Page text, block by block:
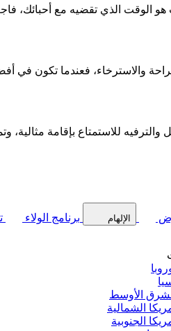
هو الوقت الذي تقضيه مع أحبائك،
والاسترخاء، فعندما تكون في
والترفيه للاستمتاع بإقامة مثالية،
الإلهام برنامج الولاء
الأوسط
الشمالية
الجنوبية